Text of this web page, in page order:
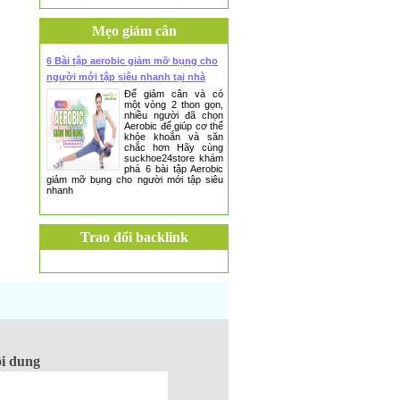
Mẹo giảm cân
6 Bài tập aerobic giảm mỡ bụng cho
người mới tập siêu nhanh tại nhà
Để giảm cân và có
một vòng 2 thon gọn,
nhiều người đã chọn
Aerobic để giúp cơ thể
khỏe khoắn và săn
chắc hơn Hãy cùng
suckhoe24store khám
phá 6 bài tập Aerobic
giảm mỡ bụng cho người mới tập siêu
nhanh
Trao đổi backlink
dung